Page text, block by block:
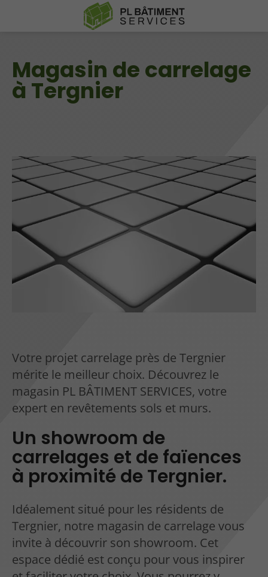
Magasin de carrelage
à Tergnier
Votre projet carrelage près de Tergnier
mérite le meilleur choix. Découvrez le
magasin PL BÂTIMENT SERVICES, votre
expert en revêtements sols et murs.
Un showroom de
carrelages et de faïences
à proximité de Tergnier.
Idéalement situé pour les résidents de
Tergnier, notre magasin de carrelage vous
invite à découvrir son showroom. Cet
espace dédié est conçu pour vous inspirer